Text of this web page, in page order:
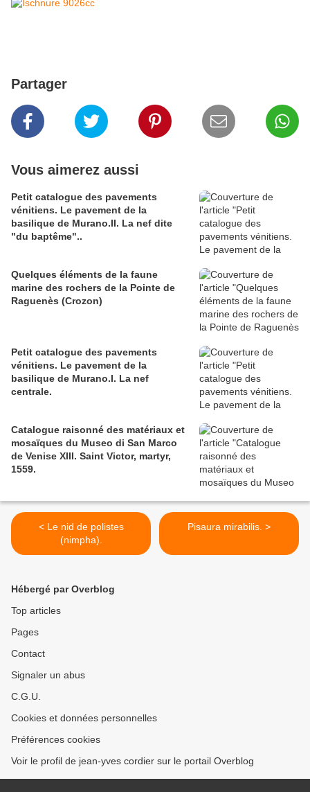
Partager
Vous aimerez aussi
Petit catalogue des pavements
vénitiens. Le pavement de la
basilique de Murano.II. La nef dite
"du baptême"..
Quelques éléments de la faune
marine des rochers de la Pointe de
Raguenès (Crozon)
Petit catalogue des pavements
vénitiens. Le pavement de la
basilique de Murano.I. La nef
centrale.
Catalogue raisonné des matériaux et
mosaïques du Museo di San Marco
de Venise XIII. Saint Victor, martyr,
1559.
< Le nid de polistes
(nimpha).
Pisaura mirabilis. >
Hébergé par Overblog
Top articles
Pages
Contact
Signaler un abus
C.G.U.
Cookies et données personnelles
Préférences cookies
Voir le profil de jean-yves cordier sur le portail Overblog